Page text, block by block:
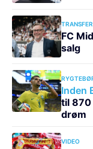
FC
salg
Inden
til 870
drøm
VIDEO